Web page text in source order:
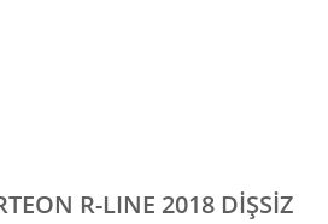
R-LINE 2018 DİŞSİZ